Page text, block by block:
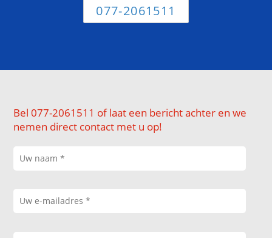
077-2061511
Bel 077-2061511 of laat een bericht achter en we
nemen direct contact met u op!